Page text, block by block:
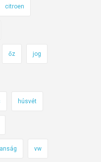
citroen
őz jog
húsvét
vw